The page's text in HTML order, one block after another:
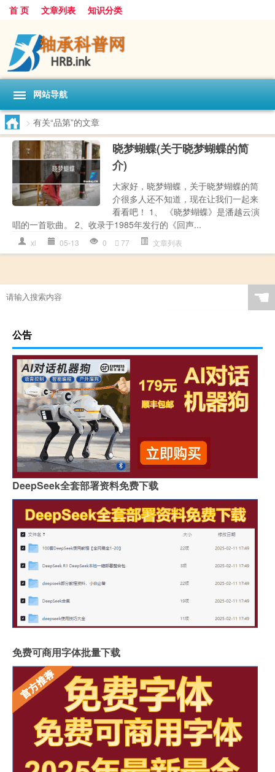
首 页 文章列表 知识分类
网站导航
> 有关“品第”的文章
晓梦蝴蝶(关于晓梦蝴蝶的简
介)
大家好，晓梦蝴蝶，关于晓梦蝴蝶的简
介很多人还不知道，现在让我们一起来
看看吧！ 1、 《晓梦蝴蝶》是潘越云演
唱的一首歌曲。 2、收录于1985年发行的《回声...
xl 05-13 0 77 文章列表
☚
公告
DeepSeek全套部署资料免费下载
免费可商用字体批量下载